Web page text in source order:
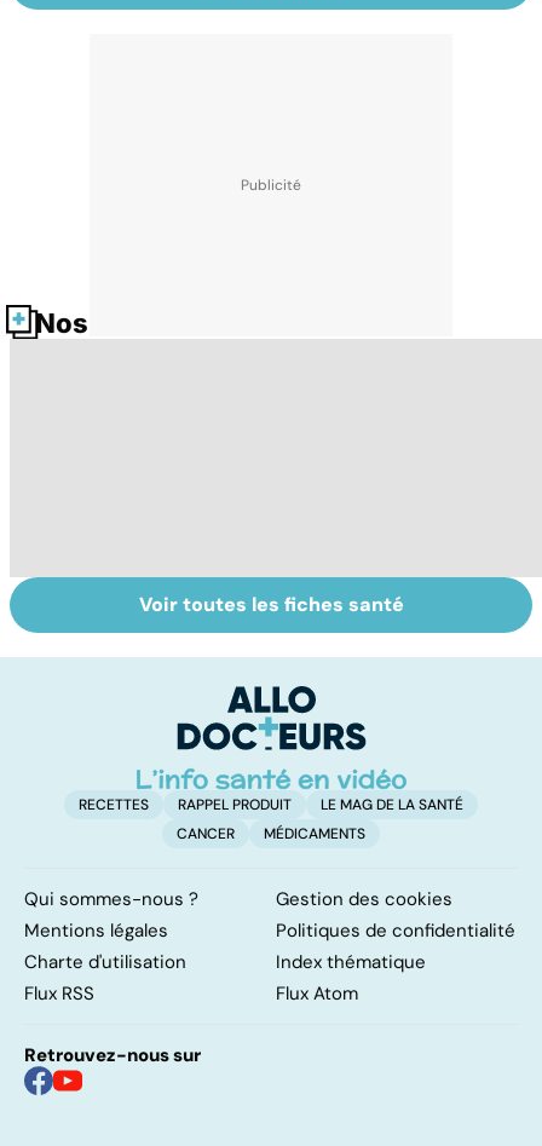
Nos fiches santé
Tout savoir sur le
vitiligo
La tuberculose
pulmonaire
Voir toutes les fiches santé
RECETTES RAPPEL PRODUIT
LE MAG DE LA SANTÉ
CANCER
MÉDICAMENTS
Qui sommes-nous ?
Gestion des cookies
Mentions légales
Politiques de confidentialité
Charte d'utilisation
Index thématique
Flux RSS
Flux Atom
Retrouvez-nous sur